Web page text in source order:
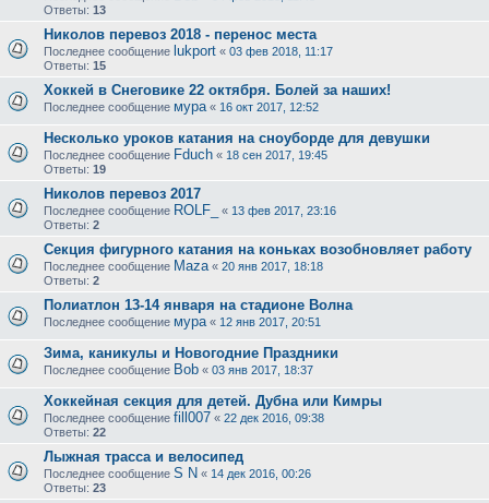
Ответы: 13
Николов перевоз 2018 - перенос места
Последнее сообщение lukport « 03 фев 2018, 11:17
Ответы: 15
Хоккей в Снеговике 22 октября. Болей за наших!
Последнее сообщение мура « 16 окт 2017, 12:52
Несколько уроков катания на сноуборде для девушки
Последнее сообщение Fduch « 18 сен 2017, 19:45
Ответы: 19
Николов перевоз 2017
Последнее сообщение ROLF_ « 13 фев 2017, 23:16
Ответы: 2
Секция фигурного катания на коньках возобновляет работу
Последнее сообщение Maza « 20 янв 2017, 18:18
Ответы: 2
Полиатлон 13-14 января на стадионе Волна
Последнее сообщение мура « 12 янв 2017, 20:51
Зима, каникулы и Новогодние Праздники
Последнее сообщение Bob « 03 янв 2017, 18:37
Хоккейная секция для детей. Дубна или Кимры
Последнее сообщение fill007 « 22 дек 2016, 09:38
Ответы: 22
Лыжная трасса и велосипед
Последнее сообщение S N « 14 дек 2016, 00:26
Ответы: 23